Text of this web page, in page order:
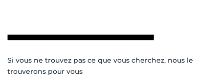
Si vous ne trouvez pas ce que vous cherchez, nous le
trouverons pour vous